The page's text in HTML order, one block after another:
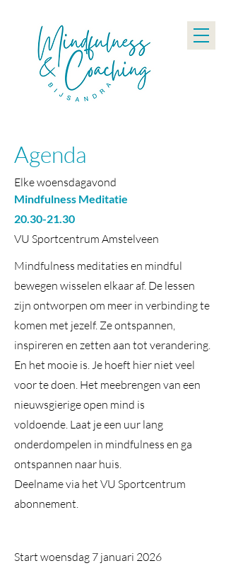
Agenda
Elke woensdagavond
Mindfulness Meditatie
20.30-21.30
VU Sportcentrum Amstelveen
Mindfulness meditaties en mindful
bewegen wisselen elkaar af. De lessen
zijn ontworpen om meer in verbinding te
komen met jezelf. Ze ontspannen,
inspireren en zetten aan tot verandering.
En het mooie is. Je hoeft hier niet veel
voor te doen. Het meebrengen van een
nieuwsgierige open mind is
voldoende. Laat je een uur lang
onderdompelen in mindfulness en ga
ontspannen naar huis.
Deelname via het VU Sportcentrum
abonnement.
Start woensdag 7 januari 2026